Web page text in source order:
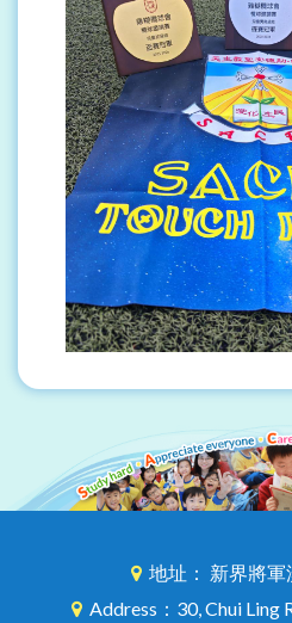
地址： 新界將
Address：30, Chui Ling